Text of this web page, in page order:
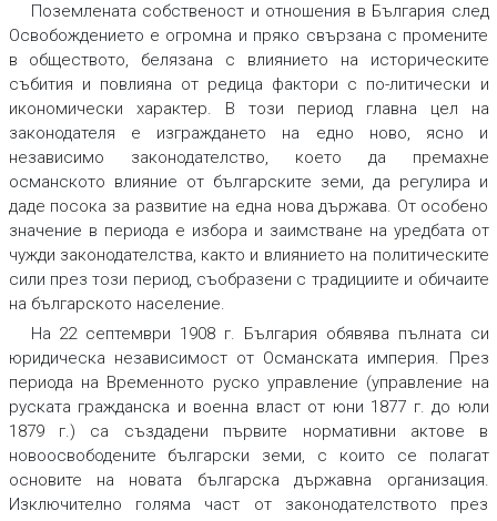
Поземлената собственост и отношения в България след
Освобождението е огромна и пряко свързана с промените
в обществото, белязана с влиянието на историческите
събития и повлияна от редица фактори с по-литически и
икономически характер. В този период главна цел на
законодателя е изграждането на едно ново, ясно и
независимо законодателство, което да премахне
османското влияние от българските земи, да регулира и
даде посока за развитие на една нова държава. От особено
значение в периода е избора и заимстване на уредбата от
чужди законодателства, както и влиянието на политическите
сили през този период, съобразени с традициите и обичаите
на българското население.
На 22 септември 1908 г. България обявява пълната си
юридическа независимост от Османската империя. През
периода на Временното руско управление (управление на
руската гражданска и военна власт от юни 1877 г. до юли
1879 г.) са създадени първите нормативни актове в
новоосвободените български земи, с които се полагат
основите на новата българска държавна организация.
Изключително голяма част от законодателството през